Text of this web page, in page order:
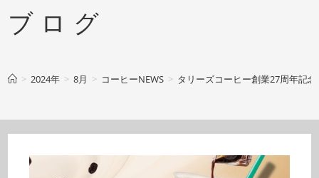
ブログ
> 2024年 > 8月 > コーヒーNEWS > タリーズコーヒー創業27周年記